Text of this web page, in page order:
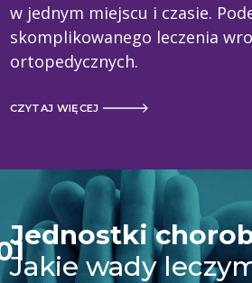
w jednym miejscu i czasie.
skomplikowanego leczenia
ortopedycznych.
CZYTAJ WIĘCEJ
Jednostki
Jakie wady